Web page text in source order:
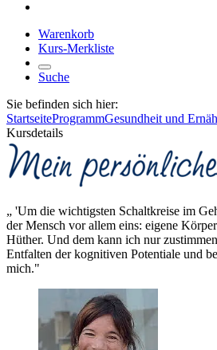
Warenkorb
Kurs-Merkliste
Suche
Sie befinden sich hier:
StartseiteProgrammGesundheit und
Kursdetails
„ 'Um die wichtigsten Schaltkreise im
der Mensch vor allem eins: eigene
Hüther. Und dem kann ich nur
Entfalten der kognitiven Potentiale und
mich."